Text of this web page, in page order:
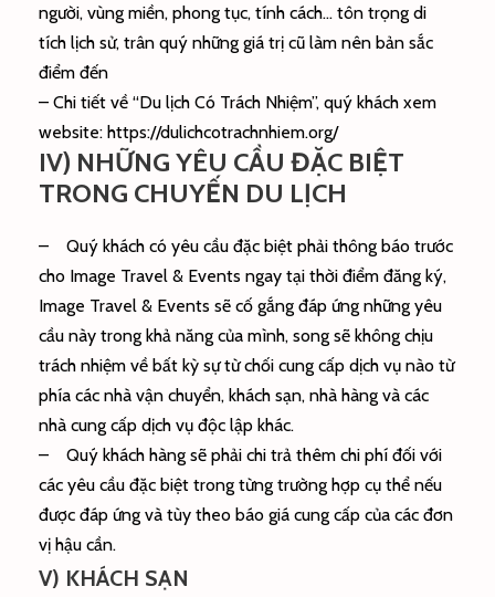
người, vùng miền, phong tục, tính cách… tôn trọng di
tích lịch sử, trân quý những giá trị cũ làm nên bản sắc
điểm đến
– Chi tiết về “Du lịch Có Trách Nhiệm”, quý khách xem
website: https://dulichcotrachnhiem.org/
IV) NHỮNG YÊU CẦU ĐẶC BIỆT
TRONG CHUYẾN DU LỊCH
– Quý khách có yêu cầu đặc biệt phải thông báo trước
cho Image Travel & Events ngay tại thời điểm đăng ký,
Image Travel & Events sẽ cố gắng đáp ứng những yêu
cầu này trong khả năng của mình, song sẽ không chịu
trách nhiệm về bất kỳ sự từ chối cung cấp dịch vụ nào từ
phía các nhà vận chuyển, khách sạn, nhà hàng và các
nhà cung cấp dịch vụ độc lập khác.
– Quý khách hàng sẽ phải chi trả thêm chi phí đối với
các yêu cầu đặc biệt trong từng trường hợp cụ thể nếu
được đáp ứng và tùy theo báo giá cung cấp của các đơn
vị hậu cần.
V) KHÁCH SẠN